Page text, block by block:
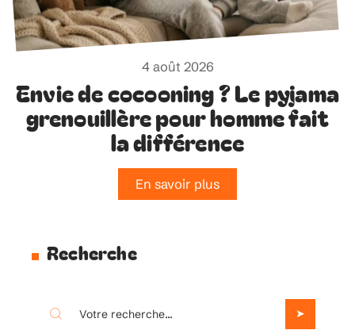
4 août 2026
Envie de cocooning ? Le pyjama
grenouillère pour homme fait
la différence
En savoir plus
Recherche